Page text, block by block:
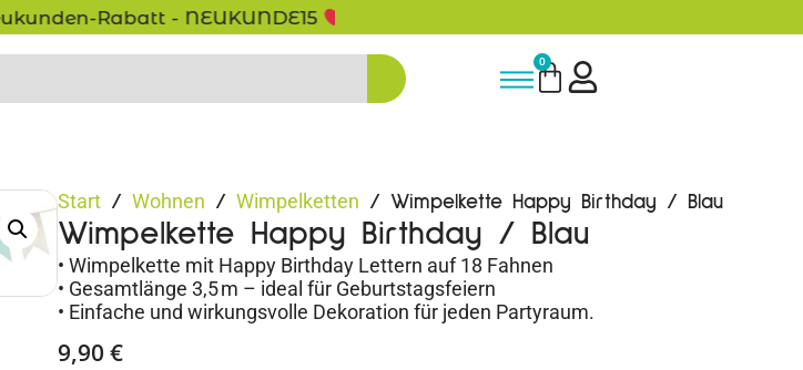
Rabatt - NEUKUNDE15
0
Start / Wohnen / Wimpelketten / Wimpelkette Happy Birthday / Blau
Wimpelkette Happy Birthday / Blau
• Wimpelkette mit Happy Birthday Lettern auf 18 Fahnen
• Gesamtlänge 3,5 m – ideal für Geburtstagsfeiern
• Einfache und wirkungsvolle Dekoration für jeden Partyraum.
9,90 €